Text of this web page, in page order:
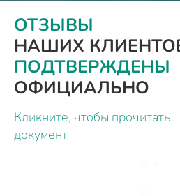
ОТЗЫВЫ
НАШИХ
ПОДТВЕРЖДЕНЫ
ОФИЦИАЛЬНО
Кликните, чтобы прочитать
документ